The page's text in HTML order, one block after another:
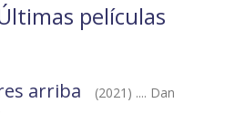
películas
arriba
(2021) .... Dan